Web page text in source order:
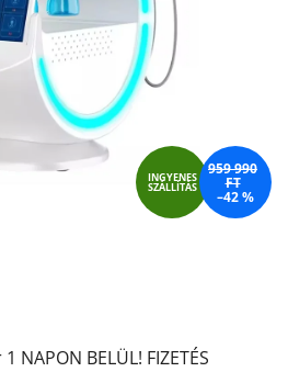
NAPON BELÜL! FIZETÉS
INGYENES
SZÁLLÍTÁS
959 990
FT
–42 %